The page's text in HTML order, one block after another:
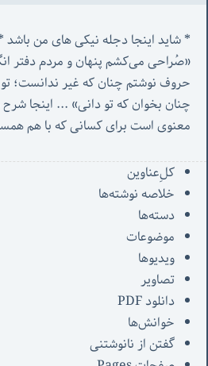
«صُراحی می‌کشم پنهان‌ و مردم‌ دفتر انگارند»... «
چنان بخوان که تو دانی» ...
معنوی است برای کسانی که با هم
کل‌ِعناوین
خلاصه نوشته‌ها
دسته‌ها
موضوعات
ویدیوها
تصاویر
دانلود PDF
خوانش‌ها
گفتن از نانوشتنی